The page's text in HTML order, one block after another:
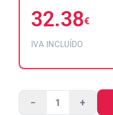
32.38€
IVA INCLUÍDO
− +